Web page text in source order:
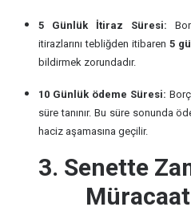
5 Günlük İtiraz Süresi:
itirazlarını tebliğden itibaren 5
bildirmek zorundadır.
10 Günlük ödeme Süresi:
süre tanınır. Bu süre sonunda
haciz aşamasına geçilir.
3. Senette